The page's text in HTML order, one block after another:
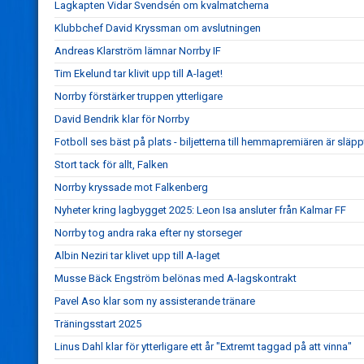
Lagkapten Vidar Svendsén om kvalmatcherna
Klubbchef David Kryssman om avslutningen
Andreas Klarström lämnar Norrby IF
Tim Ekelund tar klivit upp till A-laget!
Norrby förstärker truppen ytterligare
David Bendrik klar för Norrby
Fotboll ses bäst på plats - biljetterna till hemmapremiären är
Stort tack för allt, Falken
Norrby kryssade mot Falkenberg
Nyheter kring lagbygget 2025: Leon Isa ansluter från Kalmar FF
Norrby tog andra raka efter ny storseger
Albin Neziri tar klivet upp till A-laget
Musse Bäck Engström belönas med A-lagskontrakt
Pavel Aso klar som ny assisterande tränare
Träningsstart 2025
Linus Dahl klar för ytterligare ett år "Extremt taggad på att vinna"